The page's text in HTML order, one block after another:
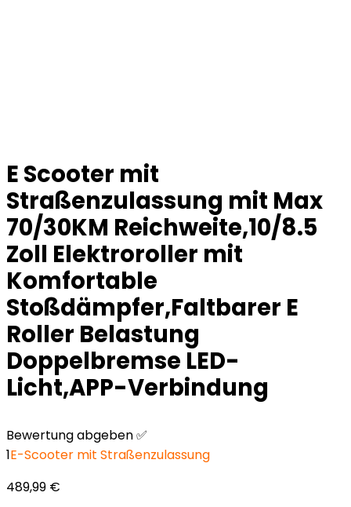
E Scooter mit
Straßenzulassung mit Max
70/30KM Reichweite,10/8.5
Zoll Elektroroller mit
Komfortable
Stoßdämpfer,Faltbarer E
Roller Belastung
Doppelbremse LED-
Licht,APP-Verbindung
Bewertung abgeben ✅
1E-Scooter mit Straßenzulassung
489,99 €